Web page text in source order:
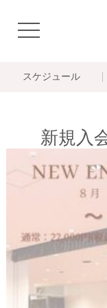
navigation
スケジュール
新規入